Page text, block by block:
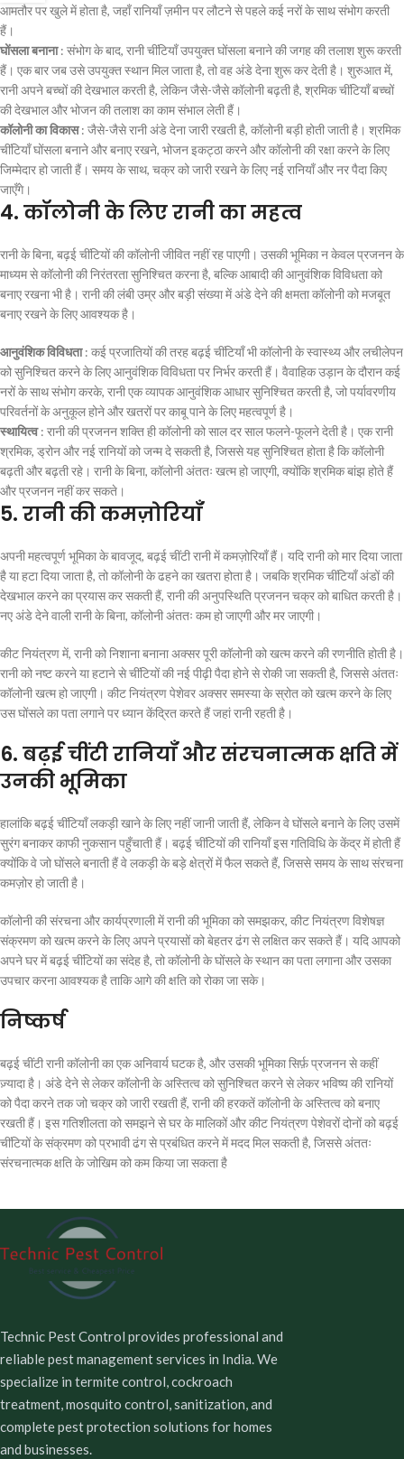
आमतौर पर खुले में होता है, जहाँ रानियाँ ज़मीन पर लौटने से पहले कई नरों के साथ संभोग करती
हैं।
घोंसला बनाना: संभोग के बाद, रानी चींटियाँ उपयुक्त घोंसला बनाने की जगह की तलाश शुरू करती
हैं। एक बार जब उसे उपयुक्त स्थान मिल जाता है, तो वह अंडे देना शुरू कर देती है। शुरुआत में,
रानी अपने बच्चों की देखभाल करती है, लेकिन जैसे-जैसे कॉलोनी बढ़ती है, श्रमिक चींटियाँ बच्चों
की देखभाल और भोजन की तलाश का काम संभाल लेती हैं।
कॉलोनी का विकास: जैसे-जैसे रानी अंडे देना जारी रखती है, कॉलोनी बड़ी होती जाती है। श्रमिक
चींटियाँ घोंसला बनाने और बनाए रखने, भोजन इकट्ठा करने और कॉलोनी की रक्षा करने के लिए
जिम्मेदार हो जाती हैं। समय के साथ, चक्र को जारी रखने के लिए नई रानियाँ और नर पैदा किए
जाएँगे।
4.कॉलोनी के लिए रानी का महत्व
रानी के बिना, बढ़ई चींटियों की कॉलोनी जीवित नहीं रह पाएगी। उसकी भूमिका न केवल प्रजनन के
माध्यम से कॉलोनी की निरंतरता सुनिश्चित करना है, बल्कि आबादी की आनुवंशिक विविधता को
बनाए रखना भी है। रानी की लंबी उम्र और बड़ी संख्या में अंडे देने की क्षमता कॉलोनी को मजबूत
बनाए रखने के लिए आवश्यक है।
आनुवंशिक विविधता: कई प्रजातियों की तरह बढ़ई चींटियाँ भी कॉलोनी के स्वास्थ्य और लचीलेपन
को सुनिश्चित करने के लिए आनुवंशिक विविधता पर निर्भर करती हैं। वैवाहिक उड़ान के दौरान कई
नरों के साथ संभोग करके, रानी एक व्यापक आनुवंशिक आधार सुनिश्चित करती है, जो पर्यावरणीय
परिवर्तनों के अनुकूल होने और खतरों पर काबू पाने के लिए महत्वपूर्ण है।
स्थायित्व: रानी की प्रजनन शक्ति ही कॉलोनी को साल दर साल फलने-फूलने देती है। एक रानी
श्रमिक, ड्रोन और नई रानियों को जन्म दे सकती है, जिससे यह सुनिश्चित होता है कि कॉलोनी
बढ़ती और बढ़ती रहे। रानी के बिना, कॉलोनी अंततः खत्म हो जाएगी, क्योंकि श्रमिक बांझ होते हैं
और प्रजनन नहीं कर सकते।
5.रानी की कमज़ोरियाँ
अपनी महत्वपूर्ण भूमिका के बावजूद, बढ़ई चींटी रानी में कमज़ोरियाँ हैं। यदि रानी को मार दिया जाता
है या हटा दिया जाता है, तो कॉलोनी के ढहने का खतरा होता है। जबकि श्रमिक चींटियाँ अंडों की
देखभाल करने का प्रयास कर सकती हैं, रानी की अनुपस्थिति प्रजनन चक्र को बाधित करती है।
नए अंडे देने वाली रानी के बिना, कॉलोनी अंततः कम हो जाएगी और मर जाएगी।
कीट नियंत्रण में, रानी को निशाना बनाना अक्सर पूरी कॉलोनी को खत्म करने की रणनीति होती है।
रानी को नष्ट करने या हटाने से चींटियों की नई पीढ़ी पैदा होने से रोकी जा सकती है, जिससे अंततः
कॉलोनी खत्म हो जाएगी। कीट नियंत्रण पेशेवर अक्सर समस्या के स्रोत को खत्म करने के लिए
उस घोंसले का पता लगाने पर ध्यान केंद्रित करते हैं जहां रानी रहती है।
6.बढ़ई चींटी रानियाँ और संरचनात्मक क्षति में
उनकी भूमिका
हालांकि बढ़ई चींटियाँ लकड़ी खाने के लिए नहीं जानी जाती हैं, लेकिन वे घोंसले बनाने के लिए उसमें
सुरंग बनाकर काफी नुकसान पहुँचाती हैं। बढ़ई चींटियों की रानियाँ इस गतिविधि के केंद्र में होती हैं
क्योंकि वे जो घोंसले बनाती हैं वे लकड़ी के बड़े क्षेत्रों में फैल सकते हैं, जिससे समय के साथ संरचना
कमज़ोर हो जाती है।
कॉलोनी की संरचना और कार्यप्रणाली में रानी की भूमिका को समझकर, कीट नियंत्रण विशेषज्ञ
संक्रमण को खत्म करने के लिए अपने प्रयासों को बेहतर ढंग से लक्षित कर सकते हैं। यदि आपको
अपने घर में बढ़ई चींटियों का संदेह है, तो कॉलोनी के घोंसले के स्थान का पता लगाना और उसका
उपचार करना आवश्यक है ताकि आगे की क्षति को रोका जा सके।
निष्कर्ष
बढ़ई चींटी रानी कॉलोनी का एक अनिवार्य घटक है, और उसकी भूमिका सिर्फ़ प्रजनन से कहीं
ज़्यादा है। अंडे देने से लेकर कॉलोनी के अस्तित्व को सुनिश्चित करने से लेकर भविष्य की रानियों
को पैदा करने तक जो चक्र को जारी रखती हैं, रानी की हरकतें कॉलोनी के अस्तित्व को बनाए
रखती हैं। इस गतिशीलता को समझने से घर के मालिकों और कीट नियंत्रण पेशेवरों दोनों को बढ़ई
चींटियों के संक्रमण को प्रभावी ढंग से प्रबंधित करने में मदद मिल सकती है, जिससे अंततः
संरचनात्मक क्षति के जोखिम को कम किया जा सकता है
Technic Pest Control provides professional and
reliable pest management services in India. We
specialize in termite control, cockroach
treatment, mosquito control, sanitization, and
complete pest protection solutions for homes
and businesses.